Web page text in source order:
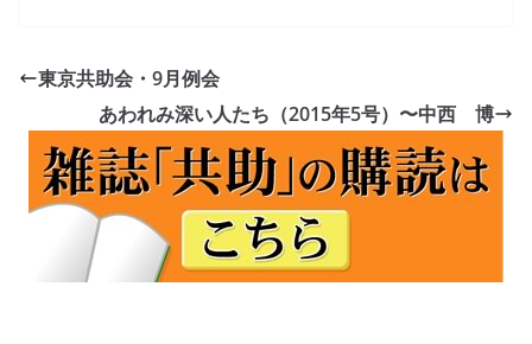
東京共助会・9月例会
あわれみ深い人たち（2015年5号）〜中西 博